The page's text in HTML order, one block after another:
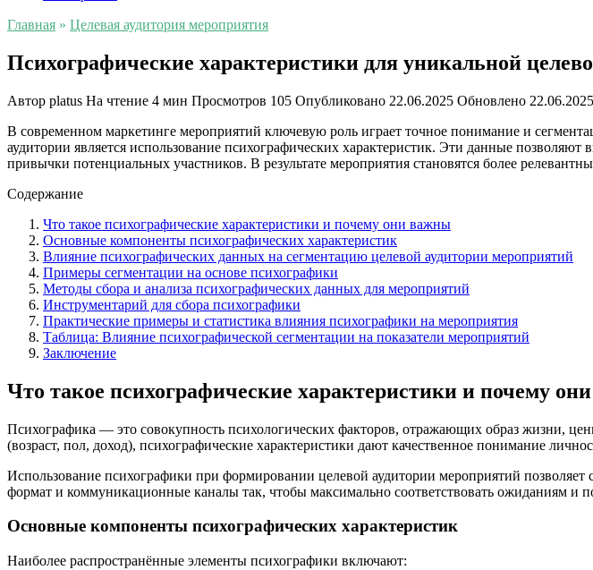
Главная » Целевая аудитория мероприятия
Психографические характеристики для уникальной
Автор platus На чтение 4 мин Просмотров 105 Опубликовано 22.06.2025 Обновлено 22.06.2025
В современном маркетинге мероприятий ключевую роль играет точное понимание и
аудитории является использование психографических характеристик. Эти данные
привычки потенциальных участников. В результате мероприятия становятся более
Содержание
Что такое психографические характеристики и почему они важны
Основные компоненты психографических характеристик
Влияние психографических данных на сегментацию целевой аудитории мероприятий
Примеры сегментации на основе психографики
Методы сбора и анализа психографических данных для мероприятий
Инструментарий для сбора психографики
Практические примеры и статистика влияния психографики на мероприятия
Таблица: Влияние психографической сегментации на показатели мероприятий
Заключение
Что такое психографические характеристики и почему
Психографика — это совокупность психологических факторов, отражающих образ жизни,
(возраст, пол, доход), психографические характеристики дают качественное понимание
Использование психографики при формировании целевой аудитории мероприятий позволяет
формат и коммуникационные каналы так, чтобы максимально соответствовать ожиданиям и
Основные компоненты психографических характеристик
Наиболее распространённые элементы психографики включают: